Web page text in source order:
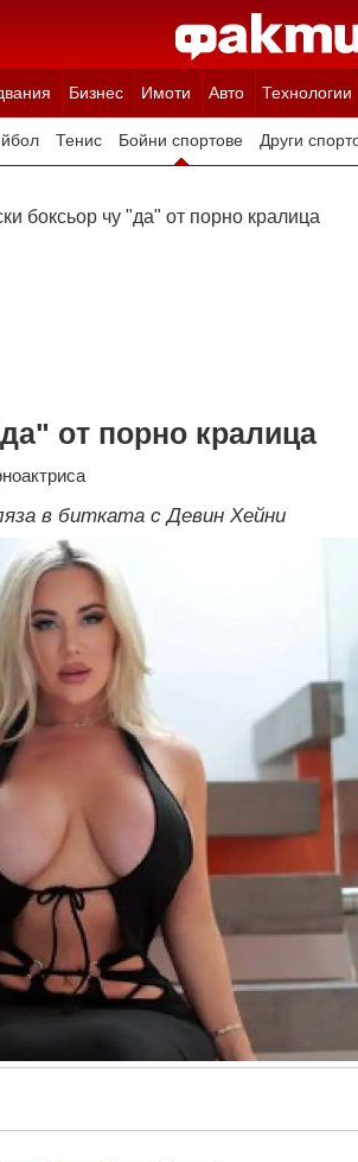
Бизнес Имоти Авто Технологии
Тенис Бойни спортове Други
боксьор чу "да" oт порно кралица
oт порно кралица
в битката с Девин Хейни